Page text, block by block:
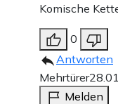
Komische
0
Antworten
Mehrtürer
Melden